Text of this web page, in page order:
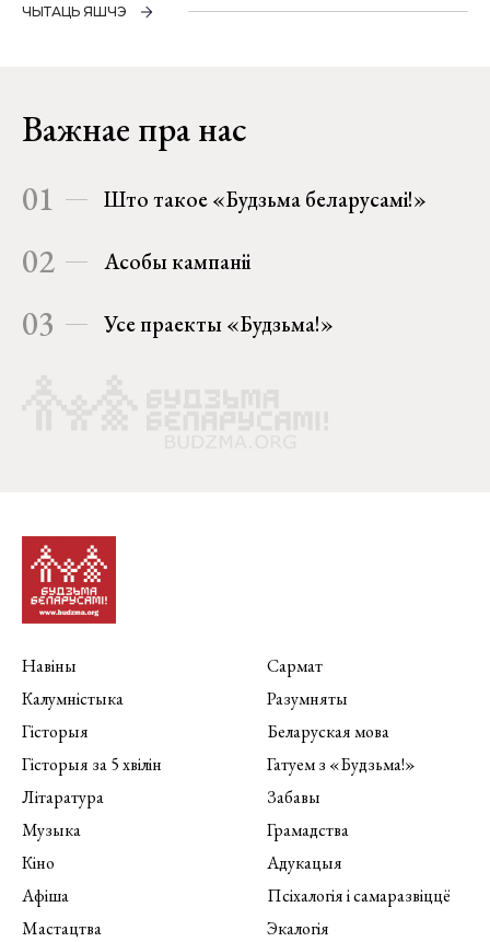
ЧЫТАЦЬ ЯШЧЭ
Важнае пра нас
01 Што такое «Будзьма беларусамі!»
02 Асобы кампаніі
03 Усе праекты «Будзьма!»
Навіны
Калумністыка
Гісторыя
Гісторыя за 5 хвілін
Літаратура
Музыка
Кіно
Афіша
Мастацтва
Сармат
Разумняты
Беларуская мова
Гатуем з «Будзьма!»
Забавы
Грамадства
Адукацыя
Псіхалогія і самаразвіццё
Экалогія